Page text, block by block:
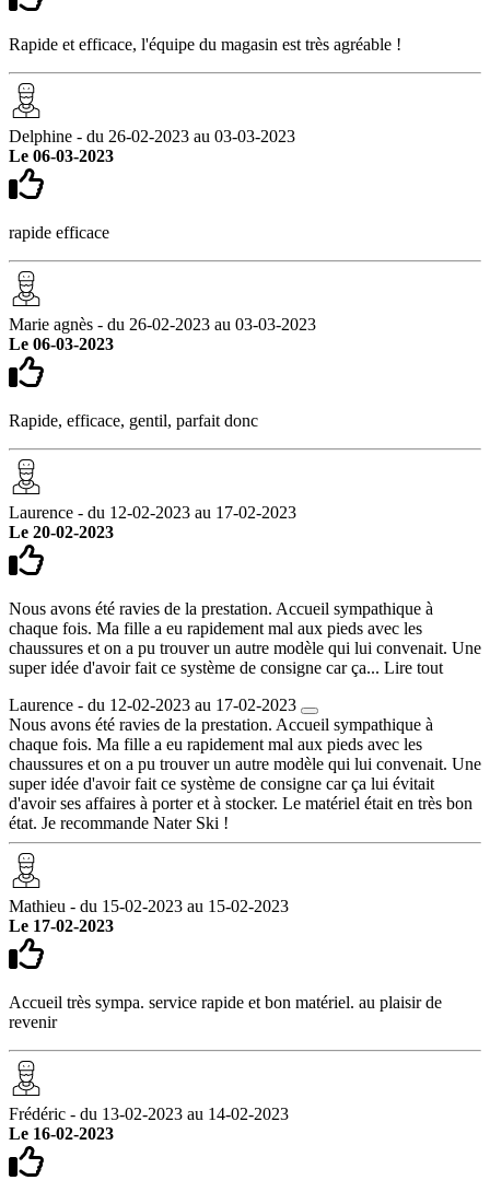
Rapide et efficace, l'équipe du magasin est très agréable !
Delphine - du 26-02-2023 au 03-03-2023
Le 06-03-2023
rapide efficace
Marie agnès - du 26-02-2023 au 03-03-2023
Le 06-03-2023
Rapide, efficace, gentil, parfait donc
Laurence - du 12-02-2023 au 17-02-2023
Le 20-02-2023
Nous avons été ravies de la prestation. Accueil sympathique à
chaque fois. Ma fille a eu rapidement mal aux pieds avec les
chaussures et on a pu trouver un autre modèle qui lui convenait. Une
super idée d'avoir fait ce système de consigne car ça... Lire tout
Laurence - du 12-02-2023 au 17-02-2023
Nous avons été ravies de la prestation. Accueil sympathique à
chaque fois. Ma fille a eu rapidement mal aux pieds avec les
chaussures et on a pu trouver un autre modèle qui lui convenait. Une
super idée d'avoir fait ce système de consigne car ça lui évitait
d'avoir ses affaires à porter et à stocker. Le matériel était en très bon
état. Je recommande Nater Ski !
Mathieu - du 15-02-2023 au 15-02-2023
Le 17-02-2023
Accueil très sympa. service rapide et bon matériel. au plaisir de
revenir
Frédéric - du 13-02-2023 au 14-02-2023
Le 16-02-2023